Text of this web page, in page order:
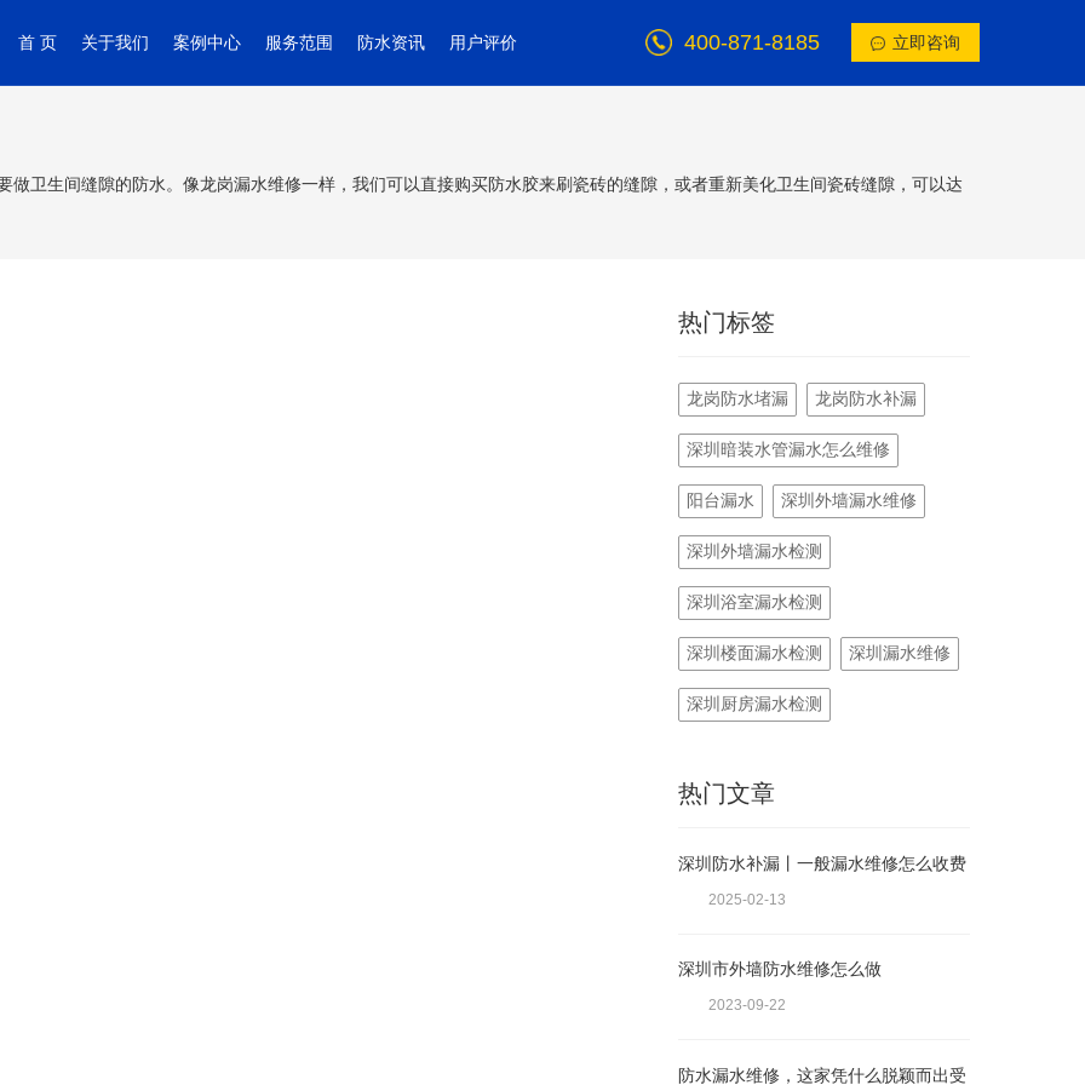
首 页 关于我们 案例中心 服务范围 防水资讯 用户评价 400-871-8185 立即咨询
卫生间缝隙的防水。像龙岗漏水维修一样，我们可以直接购买防水胶来刷瓷砖的缝隙，或者重新美化卫生间瓷砖缝隙，可以达
热门标签
龙岗防水堵漏 龙岗防水补漏
深圳暗装水管漏水怎么维修
阳台漏水 深圳外墙漏水维修
深圳外墙漏水检测
深圳浴室漏水检测
深圳楼面漏水检测 深圳漏水维修
深圳厨房漏水检测
热门文章
深圳防水补漏丨一般漏水维修怎么收费
2025-02-13
深圳市外墙防水维修怎么做
2023-09-22
防水漏水维修，这家凭什么脱颖而出受